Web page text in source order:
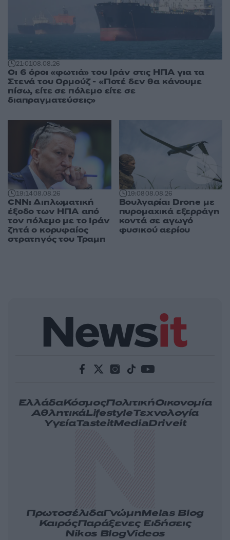
21:0108.08.26
Οι 6 όροι «φωτιά» του Ιράν στις ΗΠΑ για τα
Στενά του Ορμούζ - «Ποτέ δεν θα κάνουμε
πίσω, είτε σε πόλεμο είτε σε
διαπραγματεύσεις»
19:1408.08.26
CNN: Διπλωματική
έξοδο των ΗΠΑ από
τον πόλεμο με το Ιράν
ζητά ο κορυφαίος
στρατηγός του Τραμπ
19:0808.08.26
Βουλγαρία: Drone με
πυρομαχικά εξερράγη
κοντά σε αγωγό
φυσικού αερίου
ΕλλάδαΚόσμοςΠολιτικήΟικονομία
ΑθλητικάLifestyleΤεχνολογία
ΥγείαTasteitMediaDriveit
ΠρωτοσέλιδαΓνώμηMelas Blog
ΚαιρόςΠαράξενες Ειδήσεις
Nikos BlogVideos